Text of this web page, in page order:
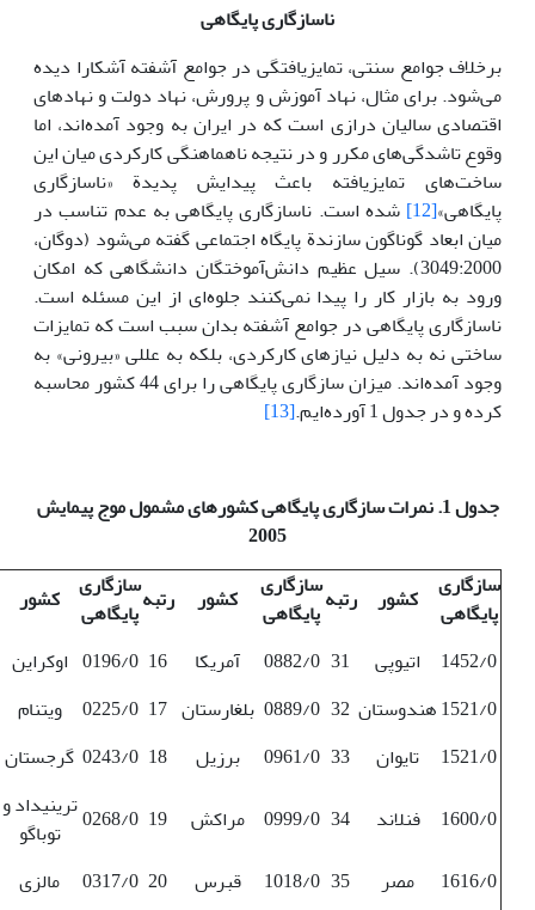
ناسازگاری پایگاهی
برخلاف جوامع سنتی، تمایزیافتگی در جوامع آشفته آشکارا دیده
می‌شود. برای مثال، نهاد آموزش و پرورش، نهاد دولت و نهادهای
اقتصادی سالیان درازی است که در ایران به وجود آمده‌اند، اما
وقوع تاشدگی‌های مکرر و در نتیجه ناهماهنگی کارکردی میان این
ساخت‌های تمایزیافته باعث پیدایش پدیدة «ناسازگاری
پایگاهی»[12]
شده است. ناسازگاری پایگاهی به عدم تناسب در
میان ابعاد گوناگون سازندة پایگاه اجتماعی گفته می‌شود (دوگان،
3049:2000). سیل عظیم دانش‌آموختگان دانشگاهی که امکان
ورود به بازار کار را پیدا نمی‌کنند جلوه‌ای از این مسئله است.
ناسازگاری پایگاهی در جوامع آشفته بدان سبب است که تمایزات
ساختی نه به دلیل نیازهای کارکردی، بلکه به عللی «بیرونی» به
وجود آمده‌اند. میزان سازگاری پایگاهی را برای 44 کشور محاسبه
کرده و در جدول 1 آورده‌ایم.
[13]
جدول 1. نمرات سازگاری پایگاهی کشورهای مشمول موج پیمایش
2005
سازگاری
پایگاهی
کشور رتبهسازگاری
پایگاهی
کشور رتبهسازگاری
پایگاهی کشور
1452/0
اتیوپی 31
0882/0 آمریکا 16
0196/0 اوکراین
1521/0هندوستان 32
0889/0 بلغارستان 17
0225/0 ویتنام
1521/0
تایوان 33
0961/0 برزیل 18
0243/0 گرجستان
1600/0
فنلاند 34
0999/0 مراکش 19
0268/0ترینیداد و
توباگو
1616/0
مصر 35
1018/0 قبرس 20
0317/0
مالزی